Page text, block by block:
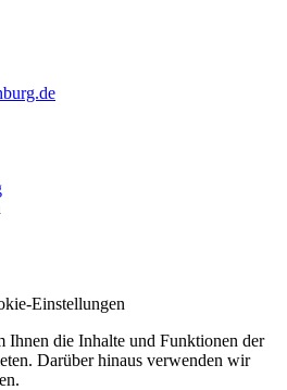
Einstellungen
Ihnen die Inhalte und Funktionen der
Darüber hinaus verwenden wir